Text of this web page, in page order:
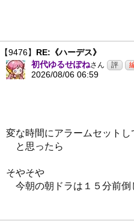
【9476】 RE:《ハーデス》
初代ゆるせぽねさん
2026/08/06 06:59
変な時間にアラームセットし
と思ったら
そやそや
今朝の朝ドラは１５分前